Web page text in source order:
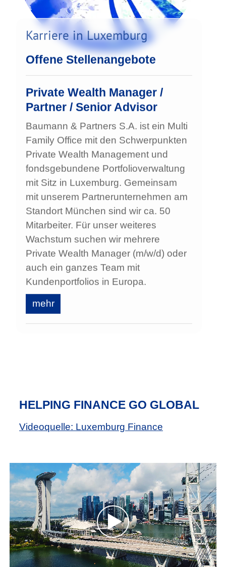
Karriere in Luxemburg
Offene Stellenangebote
Private Wealth Manager /
Partner / Senior Advisor
Baumann & Partners S.A. ist ein Multi
Family Office mit den Schwerpunkten
Private Wealth Management und
fondsgebundene Portfolioverwaltung
mit Sitz in Luxemburg. Gemeinsam
mit unserem Partnerunternehmen am
Standort München sind wir ca. 50
Mitarbeiter. Für unser weiteres
Wachstum suchen wir mehrere
Private Wealth Manager (m/w/d) oder
auch ein ganzes Team mit
Kundenportfolios in Europa.
mehr
HELPING FINANCE GO GLOBAL
Videoquelle: Luxemburg Finance